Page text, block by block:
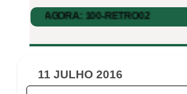
11 JULHO 2016